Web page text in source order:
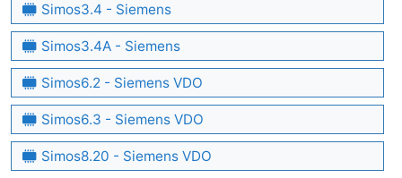
Simos3.4 - Siemens
Simos3.4A - Siemens
Simos6.2 - Siemens VDO
Simos6.3 - Siemens VDO
Simos8.20 - Siemens VDO